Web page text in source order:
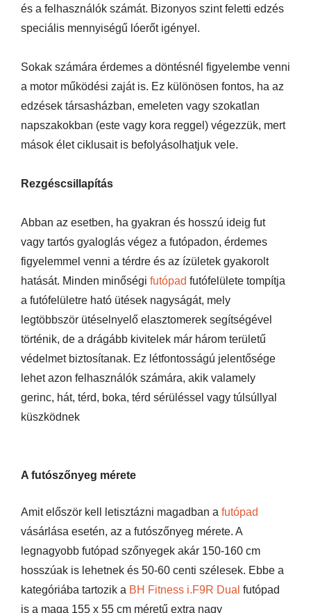
és a felhasználók számát. Bizonyos szint feletti edzés
speciális mennyiségű lóerőt igényel.
Sokak számára érdemes a döntésnél figyelembe venni
a motor működési zaját is. Ez különösen fontos, ha az
edzések társasházban, emeleten vagy szokatlan
napszakokban (este vagy kora reggel) végezzük, mert
mások élet ciklusait is befolyásolhatjuk vele.
Rezgéscsillapítás
Abban az esetben, ha gyakran és hosszú ideig fut
vagy tartós gyaloglás végez a futópadon, érdemes
figyelemmel venni a térdre és az ízületek gyakorolt
hatását. Minden minőségi futópad futófelülete tompítja
a futófelületre ható ütések nagyságát, mely
legtöbbször ütéselnyelő elasztomerek segítségével
történik, de a drágább kivitelek már három területű
védelmet biztosítanak. Ez létfontosságú jelentősége
lehet azon felhasználók számára, akik valamely
gerinc, hát, térd, boka, térd sérüléssel vagy túlsúllyal
küszködnek
A futószőnyeg mérete
Amit először kell letisztázni magadban a futópad
vásárlása esetén, az a futószőnyeg mérete. A
legnagyobb futópad szőnyegek akár 150-160 cm
hosszúak is lehetnek és 50-60 centi szélesek. Ebbe a
kategóriába tartozik a BH Fitness i.F9R Dual futópad
is a maga 155 x 55 cm méretű extra nagy